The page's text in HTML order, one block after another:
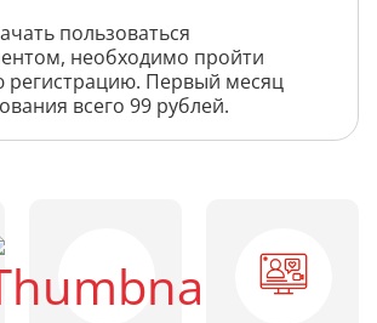
пользоваться
необходимо пройти
регистрацию. Первый месяц
всего 99 рублей.